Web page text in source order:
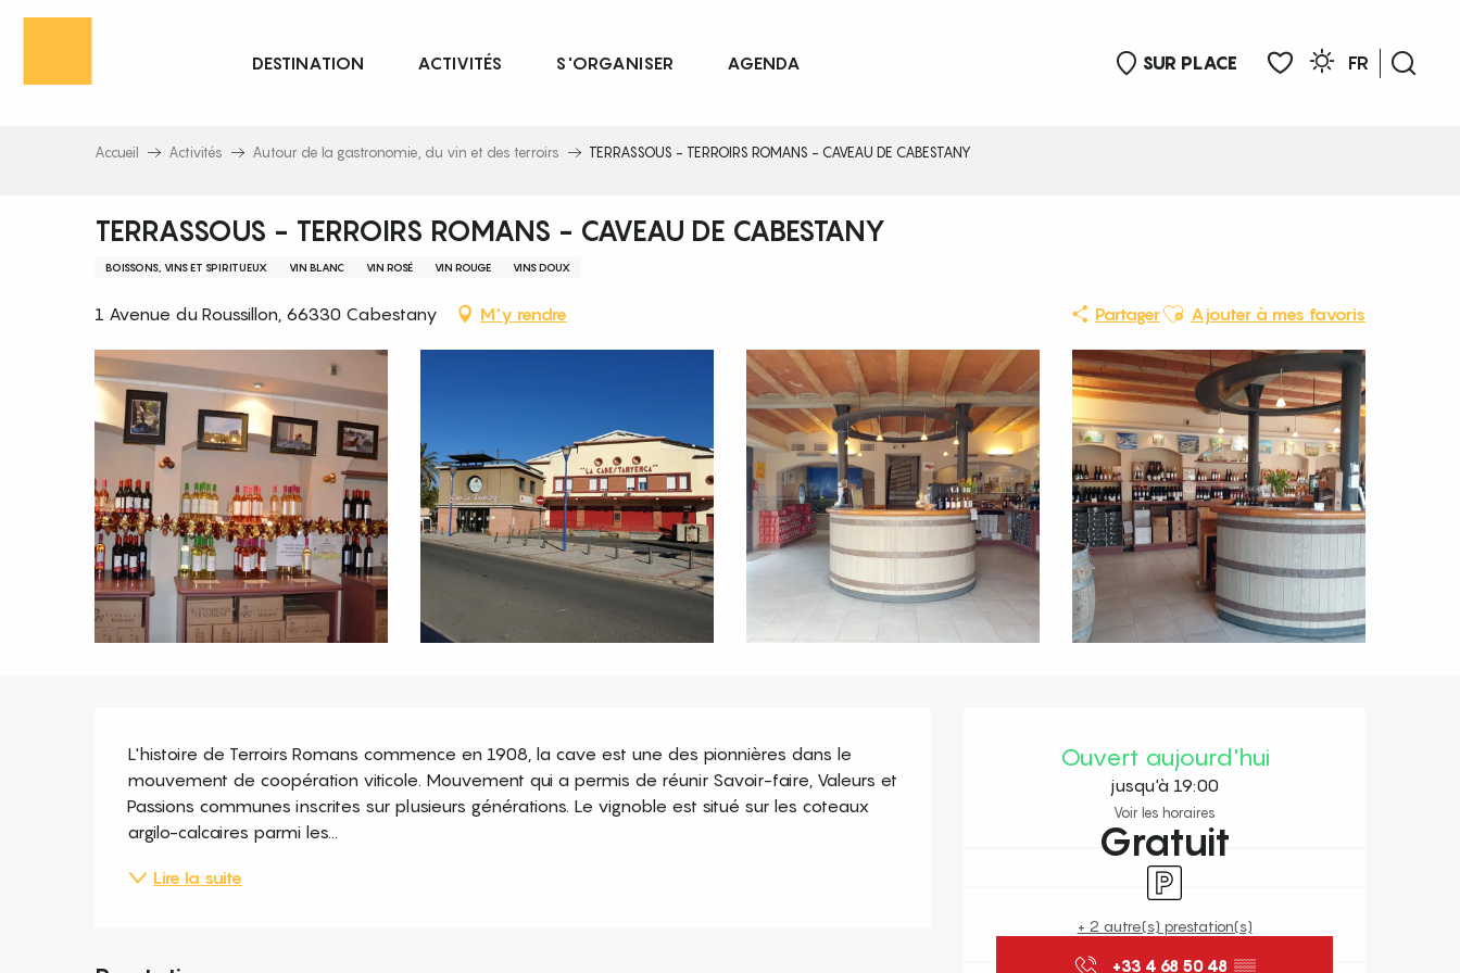
Aller
principal
SUR PLACE
FR
DESTINATION ACTIVITÉS S'ORGANISER AGENDA
Accueil Activités Autour de la gastronomie, du vin et des terroirs TERRASSOUS - TERROIRS ROMANS - CAVEAU DE CABESTANY
TERRASSOUS - TERROIRS ROMANS - CAVEAU DE CABESTANY
BOISSONS, VINS ET SPIRITUEUX VIN BLANC VIN ROSÉ VIN ROUGE VINS DOUX
1 Avenue du Roussillon, 66330 Cabestany M'y rendre PartagerAjouter aux favoris
Ajouter à mes favoris
Ouvert aujourd'hui
jusqu'à 19:00
Voir les horaires
Gratuit
Parking
+ 2 autre(s) prestation(s)
+33 4 68 50 48 ▒▒
Description
L'histoire de Terroirs Romans commence en 1908, la cave est une des pionnières dans le
mouvement de coopération viticole. Mouvement qui a permis de réunir Savoir-faire, Valeurs et
Passions communes inscrites sur plusieurs générations. Le vignoble est situé sur les coteaux
argilo-calcaires parmi les...
Lire la suite